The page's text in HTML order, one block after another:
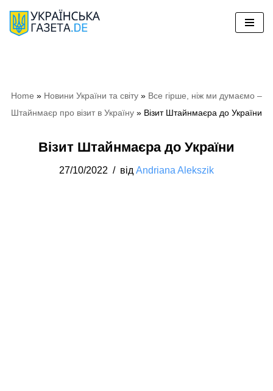
Перейти
Home » Hовини України та світу » Все гірше, ніж ми думаємо –
Штайнмаєр про візит в Україну » Візит Штайнмаєра до України
Візит Штайнмаєра до України
27/10/2022 від Andriana Alekszik